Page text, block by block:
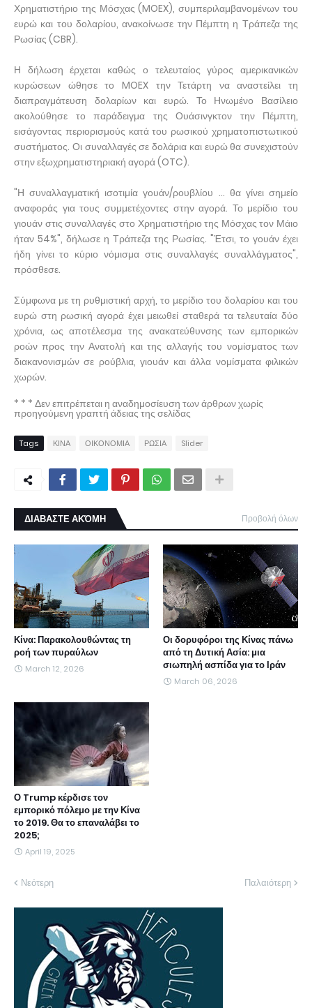
Χρηματιστήριο της Μόσχας (MOEX), συμπεριλαμβανομένων του
ευρώ και του δολαρίου, ανακοίνωσε την Πέμπτη η Τράπεζα της
Ρωσίας (CBR).
Η δήλωση έρχεται καθώς ο τελευταίος γύρος αμερικανικών
κυρώσεων ώθησε το MOEX την Τετάρτη να αναστείλει τη
διαπραγμάτευση δολαρίων και ευρώ. Το Ηνωμένο Βασίλειο
ακολούθησε το παράδειγμα της Ουάσινγκτον την Πέμπτη,
εισάγοντας περιορισμούς κατά του ρωσικού χρηματοπιστωτικού
συστήματος. Οι συναλλαγές σε δολάρια και ευρώ θα συνεχιστούν
στην εξωχρηματιστηριακή αγορά (OTC).
"Η συναλλαγματική ισοτιμία γουάν/ρουβλίου ... θα γίνει σημείο
αναφοράς για τους συμμετέχοντες στην αγορά. Το μερίδιο του
γιουάν στις συναλλαγές στο Χρηματιστήριο της Μόσχας τον Μάιο
ήταν 54%", δήλωσε η Τράπεζα της Ρωσίας. "Έτσι, το γουάν έχει
ήδη γίνει το κύριο νόμισμα στις συναλλαγές συναλλάγματος",
πρόσθεσε.
Σύμφωνα με τη ρυθμιστική αρχή, το μερίδιο του δολαρίου και του
ευρώ στη ρωσική αγορά έχει μειωθεί σταθερά τα τελευταία δύο
χρόνια, ως αποτέλεσμα της ανακατεύθυνσης των εμπορικών
ροών προς την Ανατολή και της αλλαγής του νομίσματος των
διακανονισμών σε ρούβλια, γιουάν και άλλα νομίσματα φιλικών
χωρών.
* * * Δεν επιτρέπεται η αναδημοσίευση των άρθρων χωρίς
προηγούμενη γραπτή άδειας της σελίδας
Tags ΚΙΝΑ ΟΙΚΟΝΟΜΙΑ ΡΩΣΙΑ Slider
ΔΙΑΒΑΣΤΕ ΑΚΌΜΗ Προβολή όλων
Κίνα: Παρακολουθώντας τη
ροή των πυραύλων
March 12, 2026
Οι δορυφόροι της Κίνας πάνω
από τη Δυτική Ασία: μια
σιωπηλή ασπίδα για το Ιράν
March 06, 2026
Ο Trump κέρδισε τον
εμπορικό πόλεμο με την Κίνα
το 2019. Θα το επαναλάβει το
2025;
April 19, 2025
Νεότερη Παλαιότερη